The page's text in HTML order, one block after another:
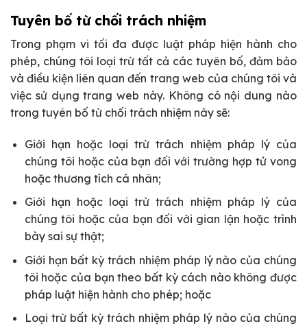
Tuyên bố từ chối trách nhiệm
Trong phạm vi tối đa được luật pháp hiện hành cho
phép, chúng tôi loại trừ tất cả các tuyên bố, đảm bảo
và điều kiện liên quan đến trang web của chúng tôi và
việc sử dụng trang web này. Không có nội dung nào
trong tuyên bố từ chối trách nhiệm này sẽ:
Giới hạn hoặc loại trừ trách nhiệm pháp lý của
chúng tôi hoặc của bạn đối với trường hợp tử vong
hoặc thương tích cá nhân;
Giới hạn hoặc loại trừ trách nhiệm pháp lý của
chúng tôi hoặc của bạn đối với gian lận hoặc trình
bày sai sự thật;
Giới hạn bất kỳ trách nhiệm pháp lý nào của chúng
tôi hoặc của bạn theo bất kỳ cách nào không được
pháp luật hiện hành cho phép; hoặc
Loại trừ bất kỳ trách nhiệm pháp lý nào của chúng